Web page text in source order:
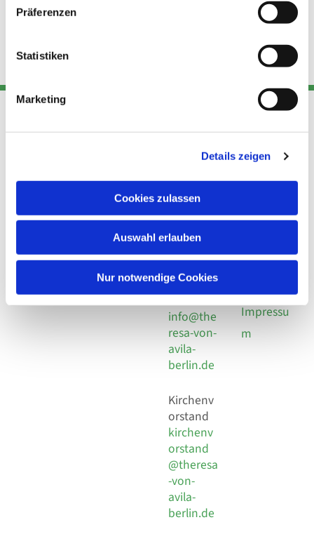
Präferenzen
Statistiken
Marketing
Details zeigen
Cookies zulassen
Auswahl erlauben
Nur notwendige Cookies
Katholische
Kirchengemeinde Pfarrei
Hl. Theresa von Avila Berlin
Nordost
Leitender Pfarrer - Norbert
Pomplun
13086 Berlin
Kont
Telefon
+49 30
924 64 28
Fax +49
30 924 54
18
E-Mail
info@the
resa-von-
avila-
berlin.de
Kirchenv
orstand
kirchenv
orstand
@theresa
-von-
avila-
berlin.de
Links
Datensch
Datensch
Media
Impressu
m